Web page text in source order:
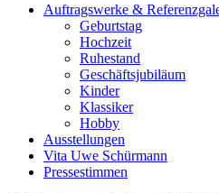
Auftragswerke &
Geburtstag
Hochzeit
Ruhestand
Geschäftsjubiläum
Kinder
Klassiker
Hobby
Ausstellungen
Vita Uwe Schürmann
Pressestimmen